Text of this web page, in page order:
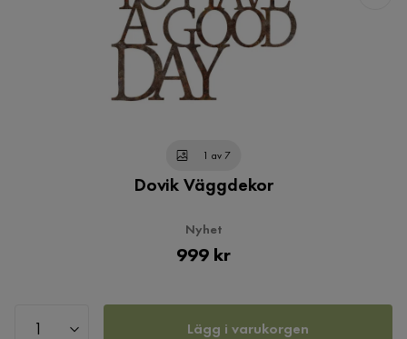
1 av 7
Dovik Väggdekor
Nyhet
Pris
999 kr
Lägg i varukorgen